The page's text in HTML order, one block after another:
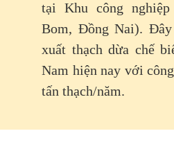
tại Khu công
Bom, Đồng Nai).
xuất thạch dừa chế
Nam hiện nay với
tấn thạch/năm.